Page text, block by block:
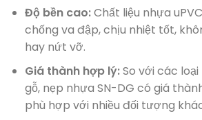
Độ bền cao:Chất liệu nhựa
chống va đập, chịu nhiệt tốt,
hay nứt vỡ.
Giá thành hợp lý:So với các loại
gỗ, nẹp nhựa SN-DG có giá
phù hợp với nhiều đối tượng